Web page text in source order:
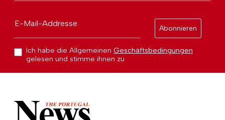
E-Mail-Addresse
Abonnieren
Ich habe die Allgemeinen Geschäftsbedingungen
gelesen und stimme ihnen zu